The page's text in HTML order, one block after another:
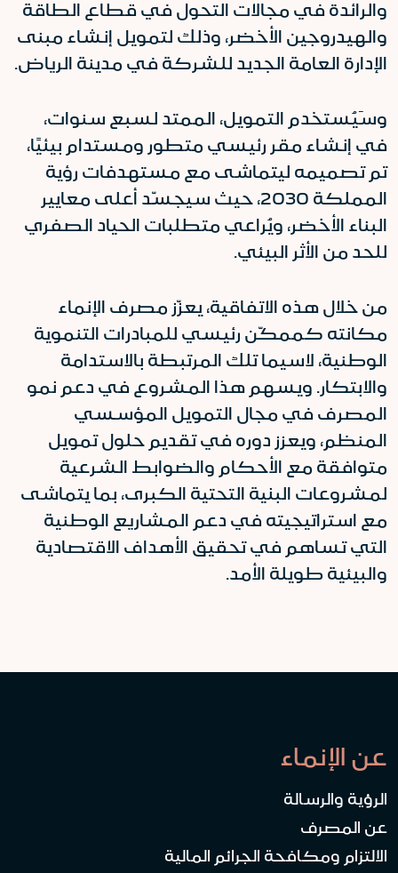
والرائدة في مجالات التحول في قطاع الطاقة
والهيدروجين الأخضر، وذلك لتمويل إنشاء مبنى
الإدارة العامة الجديد للشركة في مدينة الرياض.
وسَيُستخدم التمويل، الممتد لسبع سنوات،
في إنشاء مقر رئيسي متطور ومستدام بيئيًا،
تم تصميمه ليتماشى مع مستهدفات رؤية
المملكة 2030، حيث سيجسّد أعلى معايير
البناء الأخضر، ويُراعي متطلبات الحياد الصفري
للحد من الأثر البيئي.
من خلال هذه الاتفاقية، يعزّز مصرف الإنماء
مكانته كممكّن رئيسي للمبادرات التنموية
الوطنية، لاسيما تلك المرتبطة بالاستدامة
والابتكار. ويسهم هذا المشروع في دعم نمو
المصرف في مجال التمويل المؤسسي
المنظم، ويعزز دوره في تقديم حلول تمويل
متوافقة مع الأحكام والضوابط الشرعية
لمشروعات البنية التحتية الكبرى، بما يتماشى
مع استراتيجيته في دعم المشاريع الوطنية
التي تساهم في تحقيق الأهداف الاقتصادية
والبيئية طويلة الأمد.
عن الإنماء
الرؤية والرسالة
عن المصرف
الالتزام ومكافحة الجرائم المالية